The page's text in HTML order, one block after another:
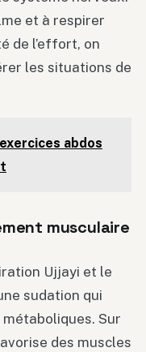
et à respirer
de l’effort, on
les situations de
abdos
musculaire
Ujjayi et le
sudation qui
métaboliques. Sur
des muscles